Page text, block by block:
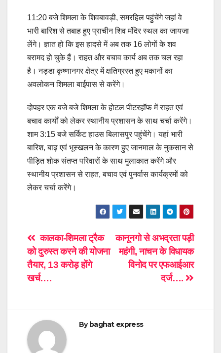
11:20 बजे शिमला के शिवबावड़ी, समरहिल पहुंचेंगे जहां वे
भारी बारिश से तबाह हुए प्राचीन शिव मंदिर स्थल का जायजा
लेंगे। ज्ञात हो कि इस हादसे में अब तक 16 लोगों के शव
बरामद हो चुके हैं। राहत और बचाव कार्य अब तक चल रहा
है। नड्डा कृष्णानगर क्षेत्र में क्षतिग्रस्त हुए मकानों का
अवलोकन शिमला बाईपास से करेंगे।
दोपहर एक बजे बजे शिमला के होटल पीटरहॉफ में राहत एवं
बचाव कार्यों को लेकर स्थानीय प्रशासन के साथ चर्चा करेंगे।
शाम 3:15 बजे सर्किट हाउस बिलासपुर पहुंचेंगे। यहां भारी
बारिश, बाढ़ एवं भूस्खलन के कारण हुए जानमाल के नुकसान से
पीड़ित शोक संतप्त परिवारों के साथ मुलाकात करेंगे और
स्थानीय प्रशासन से राहत, बचाव एवं पुनर्वास कार्यक्रमों को
लेकर चर्चा करेंगे।
Post
navigation
कानूनगो से अभद्रता पड़ी
महंगी, नाचन के विधायक
विनोद पर एफआईआर
दर्ज….
कालका-शिमला ट्रैक
को दुरुस्त करने की योजना
तैयार, 13 करोड़ होंगे
खर्च….
Bybaghat express